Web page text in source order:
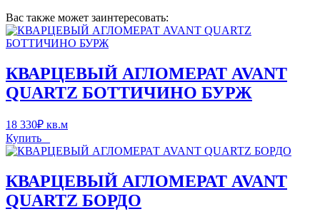
Вас также может заинтересовать:
КВАРЦЕВЫЙ АГЛОМЕРАТ AVANT
QUARTZ БОТТИЧИНО БУРЖ
18 330₽ кв.м
Купить
КВАРЦЕВЫЙ АГЛОМЕРАТ AVANT
QUARTZ БОРДО